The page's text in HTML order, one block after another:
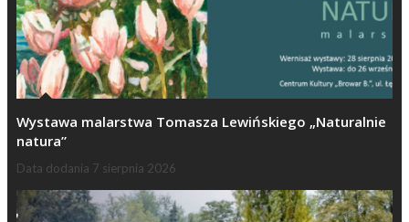
Wystawa malarstwa Tomasza Lewińskiego „Naturalnie
natura”
Data dodania 7 sierpnia 2026